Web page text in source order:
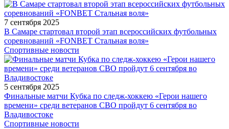
7 сентября 2025
В Самаре стартовал второй этап всероссийских футбольных
соревнований «FONBET Стальная воля»
Спортивные новости
5 сентября 2025
Финальные матчи Кубка по следж-хоккею «Герои нашего
времени» среди ветеранов СВО пройдут 6 сентября во
Владивостоке
Спортивные новости